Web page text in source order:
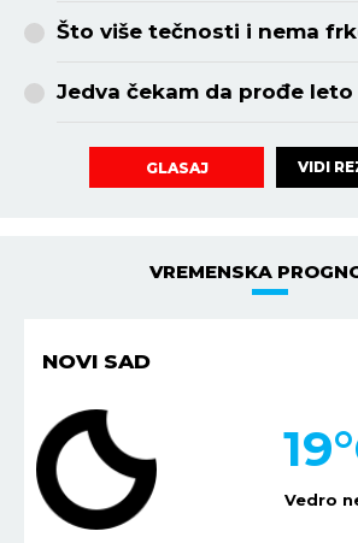
Što više tečnosti i nema
Jedva čekam da prođe leto
GLASAJ VIDI
VREMENSKA
NOVI SAD
Vedro
19